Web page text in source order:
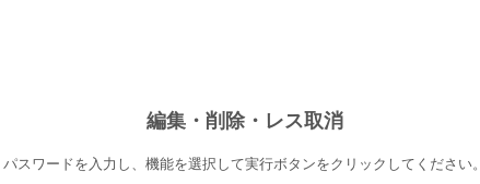
編集・削除・レス取消
パスワードを入力し、機能を選択して実行ボタンをクリックしてください。